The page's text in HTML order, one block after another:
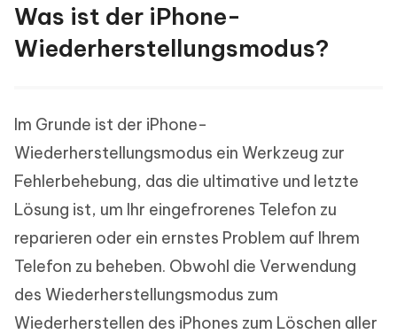
Was ist der iPhone-
Wiederherstellungsmodus?
Im Grunde ist der iPhone-
Wiederherstellungsmodus ein Werkzeug zur
Fehlerbehebung, das die ultimative und letzte
Lösung ist, um Ihr eingefrorenes Telefon zu
reparieren oder ein ernstes Problem auf Ihrem
Telefon zu beheben. Obwohl die Verwendung
des Wiederherstellungsmodus zum
Wiederherstellen des iPhones zum Löschen aller